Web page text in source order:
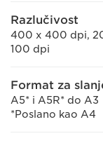
Razlučivost
400 x 400 dpi,
100 dpi
Format za
A5* i A5R* do A3
*Poslano kao A4